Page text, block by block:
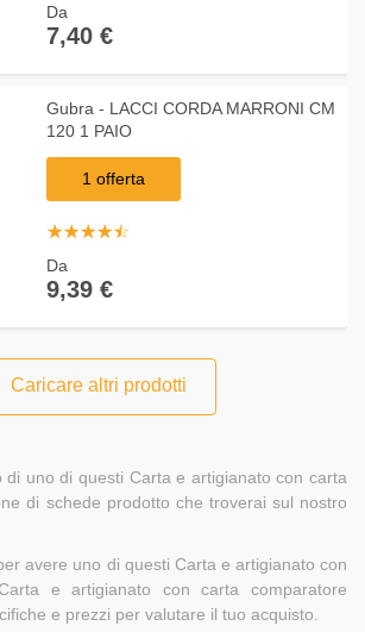
Da
7,40 €
Gubra - LACCI CORDA MARRONI CM
120 1 PAIO
1 offerta
☆☆☆☆☆
★★★★★
Da
9,39 €
Caricare altri prodotti
di uno di questi Carta e artigianato con carta
di schede prodotto che troverai sul nostro
avere uno di questi Carta e artigianato con
e artigianato con carta comparatore
e prezzi per valutare il tuo acquisto.